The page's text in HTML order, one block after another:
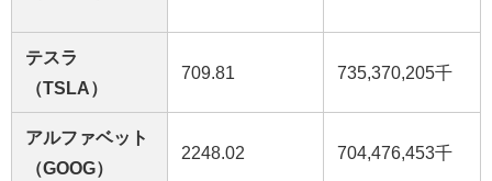
テスラ
（TSLA）
709.81 735,370,205千
アルファベット
（GOOG）
2248.02 704,476,453千